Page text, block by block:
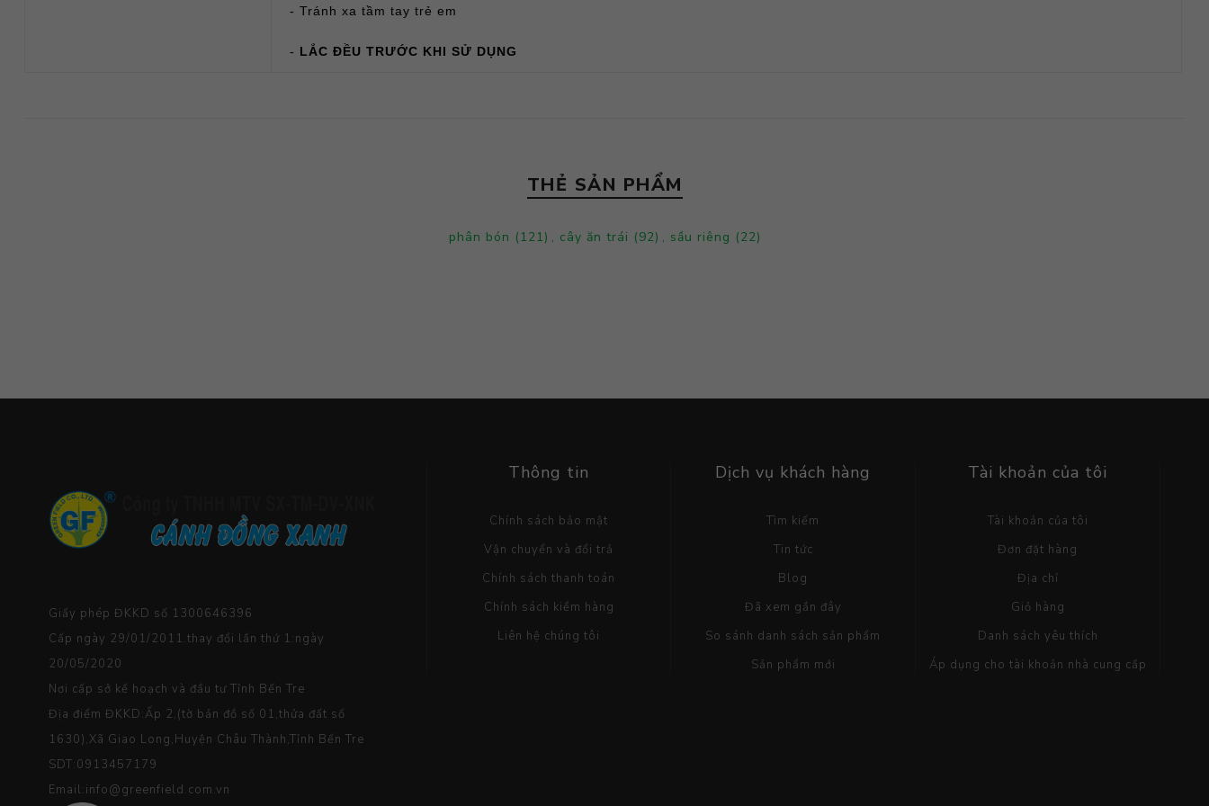
- Tránh xa tầm tay trẻ em
- LẮC ĐỀU TRƯỚC KHI SỬ DỤNG
THẺ SẢN PHẨM
phân bón (121) , cây ăn trái (92) , sầu riêng (22)
Giấy phép ĐKKD số 1300646396
Cấp ngày 29/01/2011.thay đổi lần thứ 1:ngày
20/05/2020
Nơi cấp sở kế hoạch và đầu tư Tỉnh Bến Tre
Địa điểm ĐKKD:Ấp 2,(tờ bản đồ số 01,thửa đất số
1630),Xã Giao Long,Huyện Châu Thành,Tỉnh Bến Tre
SDT:0913457179
Email:info@greenfield.com.vn
Thông tin
Chính sách bảo mật
Vận chuyển và đổi trả
Chính sách thanh toán
Chính sách kiểm hàng
Liên hệ chúng tôi
Dịch vụ khách hàng
Tìm kiếm
Tin tức
Blog
Đã xem gần đây
So sánh danh sách sản phẩm
Sản phẩm mới
Tài khoản của tôi
Tài khoản của tôi
Đơn đặt hàng
Địa chỉ
Giỏ hàng
Danh sách yêu thích
Áp dụng cho tài khoản nhà cung cấp